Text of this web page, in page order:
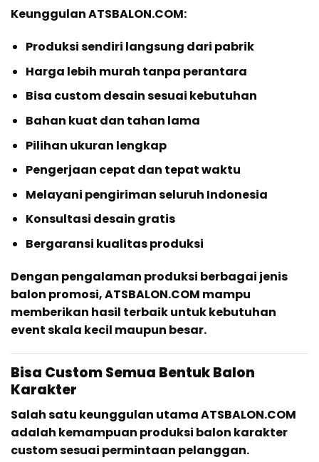
Keunggulan ATSBALON.COM:
Produksi sendiri langsung dari pabrik
Harga lebih murah tanpa perantara
Bisa custom desain sesuai kebutuhan
Bahan kuat dan tahan lama
Pilihan ukuran lengkap
Pengerjaan cepat dan tepat waktu
Melayani pengiriman seluruh Indonesia
Konsultasi desain gratis
Bergaransi kualitas produksi
Dengan pengalaman produksi berbagai jenis
balon promosi, ATSBALON.COM mampu
memberikan hasil terbaik untuk kebutuhan
event skala kecil maupun besar.
Bisa Custom Semua Bentuk Balon
Karakter
Salah satu keunggulan utama ATSBALON.COM
adalah kemampuan produksi balon karakter
custom sesuai permintaan pelanggan.